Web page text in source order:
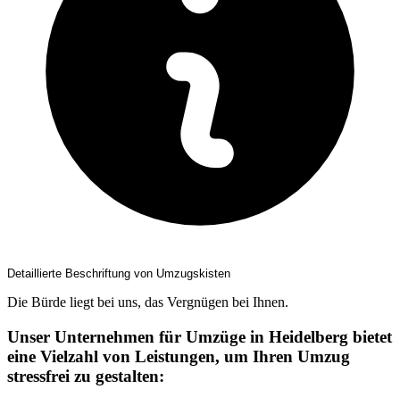
Detaillierte Beschriftung von Umzugskisten
Die Bürde liegt bei uns, das Vergnügen bei Ihnen.
Unser Unternehmen für Umzüge in Heidelberg bietet
eine Vielzahl von Leistungen, um Ihren Umzug
stressfrei zu gestalten: